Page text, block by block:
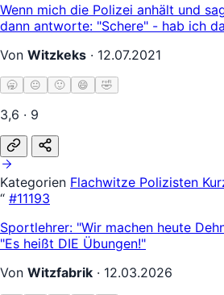
Wenn mich die Polizei anhält und
dann antworte: "Schere" - hab ich
Von Witzkeks · 12.07.2021
🥱 😐 🙂 😄 🤣
3,6 · 9
Kategorien Flachwitze Polizisten
“ #11193
Sportlehrer: "Wir machen heute
"Es heißt DIE Übungen!"
Von Witzfabrik · 12.03.2026